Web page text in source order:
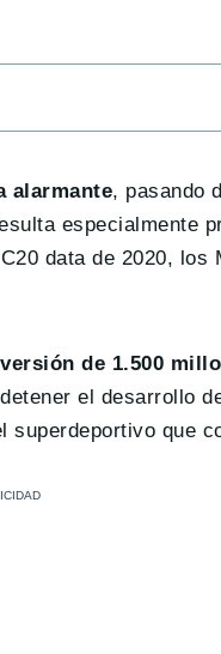
alarmante, pasando
especialmente
data de 2020, los
de 1.500
el desarrollo
que